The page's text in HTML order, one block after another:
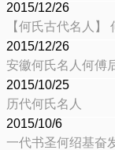
2015/12/26
【何氏古代名人】
2015/12/26
安徽何氏名人何傅
2015/10/25
历代何氏名人
2015/10/6
一代书圣何绍基奋